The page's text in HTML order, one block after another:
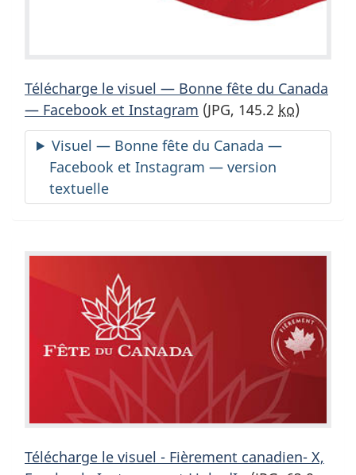
Télécharge le visuel — Bonne fête du Canada
— Facebook et Instagram (JPG, 145.2 ko)
Visuel — Bonne fête du Canada —
Facebook et Instagram — version
textuelle
Télécharge le visuel - Fièrement canadien- X,